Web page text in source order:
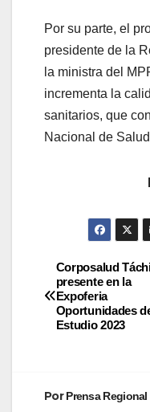
Por su parte, el
presidente de la
la ministra del
incrementa la
sanitarios, que
Nacional de
Corposalud
presente en la
Expoferia
Oportunidades
Estudio 2023
PorPrensa Regional